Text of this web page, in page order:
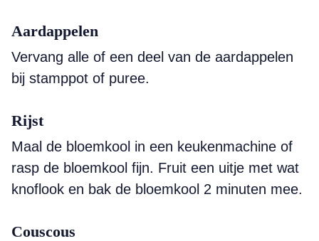
Aardappelen
Vervang alle of een deel van de aardappelen
bij stamppot of puree.
Rijst
Maal de bloemkool in een keukenmachine of
rasp de bloemkool fijn. Fruit een uitje met wat
knoflook en bak de bloemkool 2 minuten mee.
Couscous